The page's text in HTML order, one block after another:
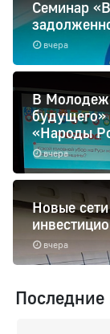
вчера
Семинар
вчера
В
будущего»
«Народы
вчера
Новые
Последние